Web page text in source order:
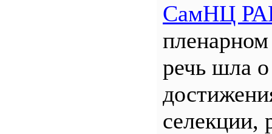
СамНЦ
пленарном
речь шла
селекции,